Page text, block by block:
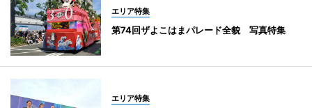
エリア特集
第74回ザよこはまパレード全貌 写真特集
エリア特集